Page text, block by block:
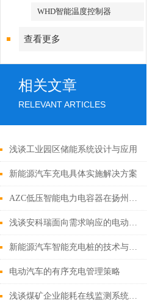
WHD智能温度控制器
查看更多
相关文章
RELEVANT ARTICLES
浅谈工业园区储能系统设计与应用
新能源汽车充电具体实施解决方案
AZC低压智能电力电容器在扬州某小区居民配电中的应用
浅谈安科瑞面向需求响应的电动汽车——充电桩负荷聚合调度的优化策略
新能源汽车智能充电桩的技术与应用
电动汽车的有序充电管理策略
浅谈煤矿企业能耗在线监测系统的设计与应用分析